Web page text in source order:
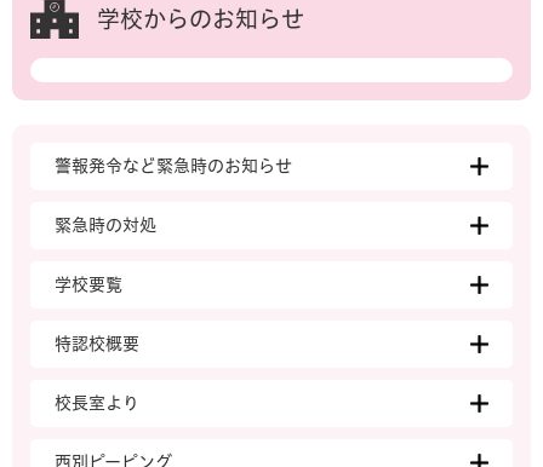
学校からのお知らせ
警報発令など緊急時のお知らせ
緊急時の対処
学校要覧
特認校概要
校長室より
西別ピーピング